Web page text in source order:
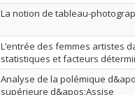
La notion de tableau-
L’entrée des femmes artistes
statistiques et facteurs
Analyse de la polémique
supérieure d&apos;Assise